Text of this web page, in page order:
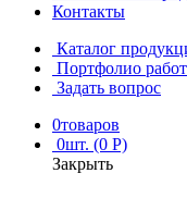
Контакты
Каталог
Портфолио работ
Задать вопрос
0товаров
0шт. (0 Р)
Закрыть